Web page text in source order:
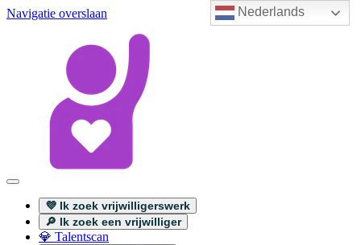
Nederlands
Navigatie overslaan
💜 Ik zoek vrijwilligerswerk
🔎 Ik zoek een vrijwilliger
💎 Talentscan